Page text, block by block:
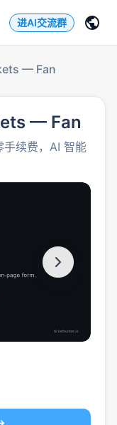
进AI交流群
— Fan
— Fan
手续费，AI 智能